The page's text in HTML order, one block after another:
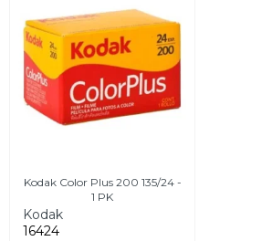
Kodak Color Plus 200 135/24 -
1 PK
Kodak
16424